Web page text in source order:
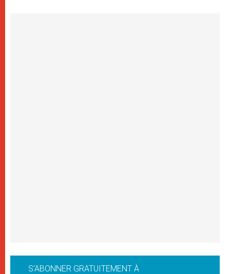
S'ABONNER GRATUITEMENT À